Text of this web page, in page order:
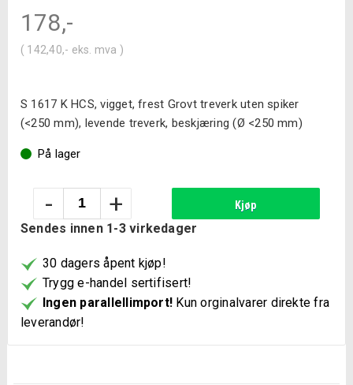
178,-
( 142,40,- eks. mva )
S 1617 K HCS, vigget, frest Grovt treverk uten spiker
(<250 mm), levende treverk, beskjæring (Ø <250 mm)
På lager
Bajonettsagblad
S1617K
a
stk
antall
- + Kjøp
Sendes innen 1-3 virkedager
30 dagers åpent kjøp!
Trygg e-handel sertifisert!
Ingen parallellimport! Kun orginalvarer direkte fra
leverandør!